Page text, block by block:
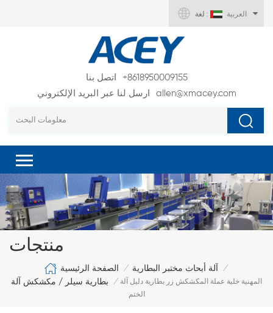
لغة : العربية
اتصل بنا
+8618950009155
ارسل لنا عبر البريد الإلكتروني
allen@xmacey.com
منتجات
الصفحة الرئيسية / آلة أبحاث مختبر البطارية /
بطارية سيلر / مكشكش آلة / المهنية خلية عملة المكشكش زر بطارية دليل آلة
الختم